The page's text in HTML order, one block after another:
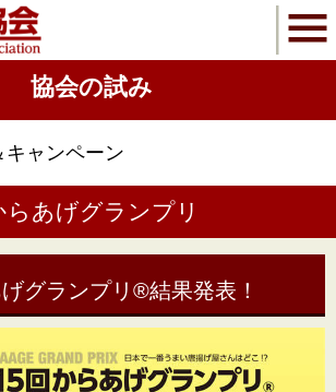
協会の試み
キャンペーン
らあげグランプリ
グランプリ®結果発表！